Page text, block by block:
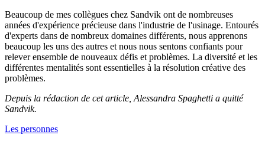
Beaucoup de mes collègues chez Sandvik ont de nombreuses
années d'expérience précieuse dans l'industrie de l'usinage. Entourés
d'experts dans de nombreux domaines différents, nous apprenons
beaucoup les uns des autres et nous nous sentons confiants pour
relever ensemble de nouveaux défis et problèmes. La diversité et les
différentes mentalités sont essentielles à la résolution créative des
problèmes.
Depuis la rédaction de cet article, Alessandra Spaghetti a quitté
Sandvik.
Les personnes